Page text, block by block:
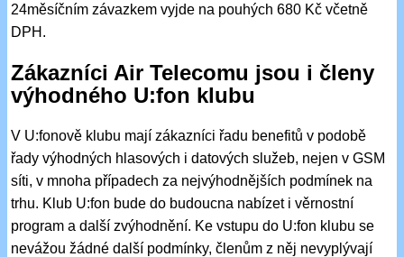
24měsíčním závazkem vyjde na pouhých 680 Kč včetně
DPH.
Zákazníci Air Telecomu jsou i členy
výhodného U:fon klubu
V U:fonově klubu mají zákazníci řadu benefitů v podobě
řady výhodných hlasových i datových služeb, nejen v GSM
síti, v mnoha případech za nejvýhodnějších podmínek na
trhu. Klub U:fon bude do budoucna nabízet i věrnostní
program a další zvýhodnění. Ke vstupu do U:fon klubu se
nevážou žádné další podmínky, členům z něj nevyplývají